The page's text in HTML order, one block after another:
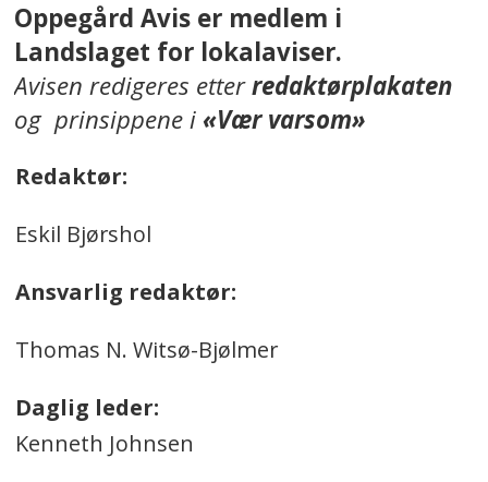
Oppegård Avis er medlem i
Landslaget for lokalaviser.
Avisen redigeres etterredaktørplakaten
og prinsippene i«Vær varsom»
Redaktør:
Eskil Bjørshol
Ansvarlig redaktør:
Thomas N. Witsø-Bjølmer
Daglig leder:
Kenneth Johnsen